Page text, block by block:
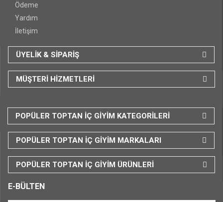
Ödeme
Yardım
İletişim
ÜYELİK & SİPARİŞ
MÜŞTERİ HİZMETLERİ
POPÜLER TOPTAN İÇ GİYİM KATEGORİLERİ
POPÜLER TOPTAN İÇ GİYİM MARKALARI
POPÜLER TOPTAN İÇ GİYİM ÜRÜNLERİ
E-BÜLTEN